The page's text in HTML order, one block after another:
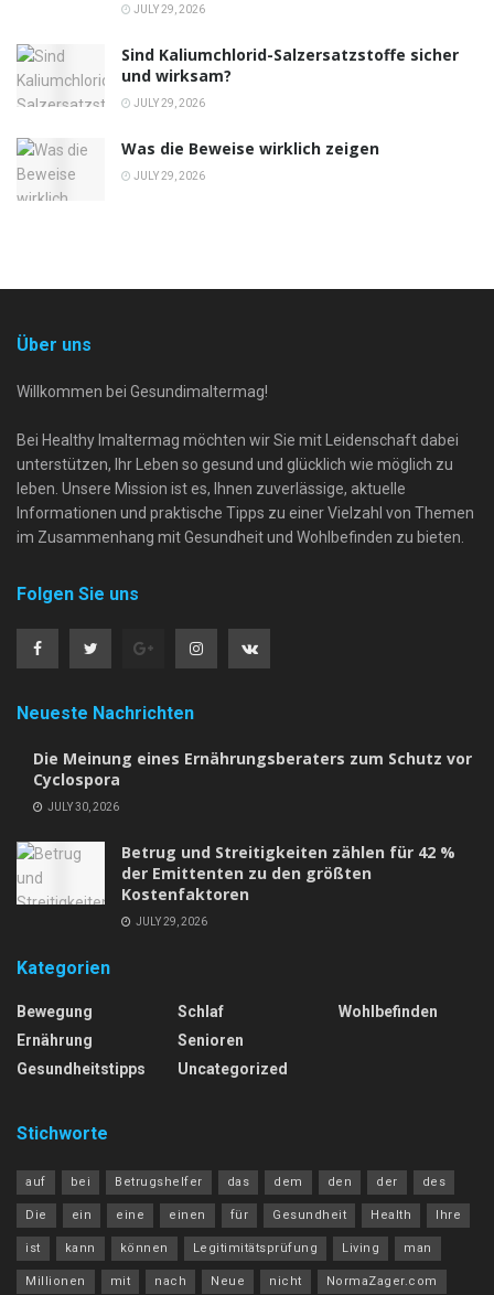
JULY 29, 2026
Sind Kaliumchlorid-Salzersatzstoffe sicher
und wirksam?
JULY 29, 2026
Was die Beweise wirklich zeigen
JULY 29, 2026
Über uns
Willkommen bei Gesundimaltermag!
Bei Healthy Imaltermag möchten wir Sie mit Leidenschaft dabei
unterstützen, Ihr Leben so gesund und glücklich wie möglich zu
leben. Unsere Mission ist es, Ihnen zuverlässige, aktuelle
Informationen und praktische Tipps zu einer Vielzahl von Themen
im Zusammenhang mit Gesundheit und Wohlbefinden zu bieten.
Folgen Sie uns
Neueste Nachrichten
Die Meinung eines Ernährungsberaters zum Schutz vor
Cyclospora
JULY 30, 2026
Betrug und Streitigkeiten zählen für 42 %
der Emittenten zu den größten
Kostenfaktoren
JULY 29, 2026
Kategorien
Bewegung
Ernährung
Gesundheitstipps
Schlaf
Senioren
Uncategorized
Wohlbefinden
Stichworte
auf bei Betrugshelfer das dem den der des
Die ein eine einen für Gesundheit Health Ihre
ist kann können Legitimitätsprüfung Living man
Millionen mit nach Neue nicht NormaZager.com